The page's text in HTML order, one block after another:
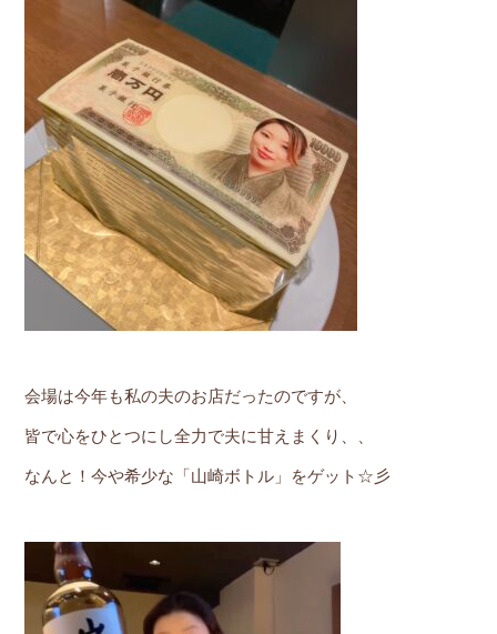
会場は今年も私の夫のお店だったのですが、
皆で心をひとつにし全力で夫に甘えまくり、、
なんと！今や希少な「山崎ボトル」をゲット☆彡